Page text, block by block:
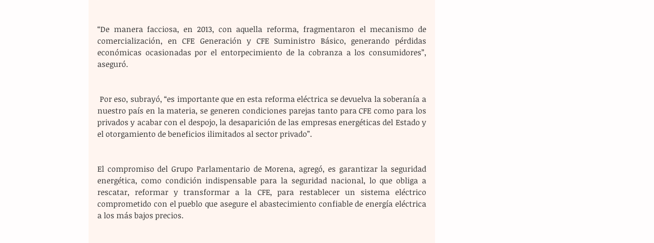
“De manera facciosa, en 2013, con aquella reforma, fragmentaron el mecanismo de
comercialización, en CFE Generación y CFE Suministro Básico, generando pérdidas
económicas ocasionadas por el entorpecimiento de la cobranza a los consumidores”,
aseguró.
nuestro país en la materia, se generen condiciones parejas tanto para CFE como para los
privados y acabar con el despojo, la desaparición de las empresas energéticas del Estado y
el otorgamiento de beneficios ilimitados al sector privado”.
El compromiso del Grupo Parlamentario de Morena, agregó, es garantizar la seguridad
energética, como condición indispensable para la seguridad nacional, lo que obliga a
rescatar, reformar y transformar a la CFE, para restablecer un sistema eléctrico
comprometido con el pueblo que asegure el abastecimiento confiable de energía eléctrica
a los más bajos precios.